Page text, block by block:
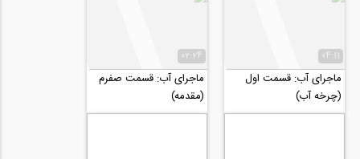
04:11
ماجرای آب: قسمت اول
(چرخه آب)
02:24
ماجرای آب: قسمت صفرم
(مقدمه)